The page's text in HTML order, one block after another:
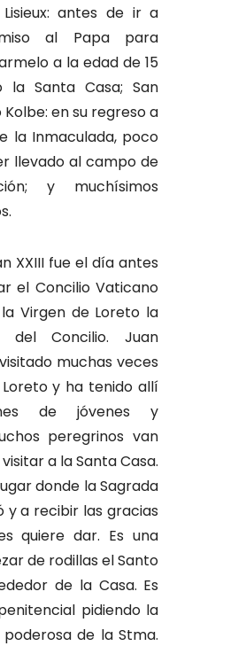
antes de ir a
al Papa para
a la edad de 15
la Santa Casa; San
Kolbe: en su regreso a
la Inmaculada, poco
llevado al campo de
y muchísimos
XXIII fue el día antes
el Concilio Vaticano
Virgen de Loreto la
del Concilio. Juan
muchas veces
y ha tenido allí
de jóvenes y
peregrinos van
a la Santa Casa.
donde la Sagrada
y a recibir las gracias
quiere dar. Es una
de rodillas el Santo
de la Casa. Es
pidiendo la
de la Stma.